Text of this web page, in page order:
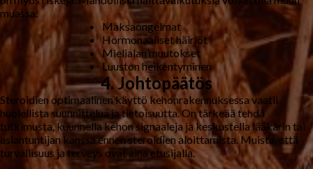
muassa:
Maksaongelmat
Hormonaaliset häiriöt
Mielialan muutokset
Luuston heikentyminen
4. Johtopäätös
Steroidien optimaalinen käyttö kehonrakennuksessa vaatii
huolellista suunnittelua ja tietoisuutta. On tärkeää tehdä
tutkimusta, kuunnella kehon signaaleja ja keskustella lääkärin tai
asiantuntijan kanssa ennen steroidien aloittamista. Muista, että
turvallisuus ja terveys ovat aina etusijalla.